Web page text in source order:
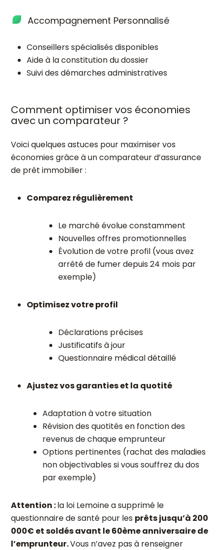
Accompagnement Personnalisé
Conseillers spécialisés disponibles
Aide à la constitution du dossier
Suivi des démarches administratives
Comment optimiser vos économies
avec un comparateur ?
Voici quelques astuces pour maximiser vos
économies grâce à un comparateur d’assurance
de prêt immobilier :
Comparez régulièrement
Le marché évolue constamment
Nouvelles offres promotionnelles
Évolution de votre profil (vous avez
arrêté de fumer depuis 24 mois par
exemple)
Optimisez votre profil
Déclarations précises
Justificatifs à jour
Questionnaire médical détaillé
Ajustez vos garanties et la quotité
Adaptation à votre situation
Révision des quotités en fonction des
revenus de chaque emprunteur
Options pertinentes (rachat des maladies
non objectivables si vous souffrez du dos
par exemple)
Attention :la loi Lemoine a supprimé le
questionnaire de santé pour les prêts jusqu’à 200
000€ et soldés avant le 60ème anniversaire de
l’emprunteur.Vous n’avez pas à renseigner